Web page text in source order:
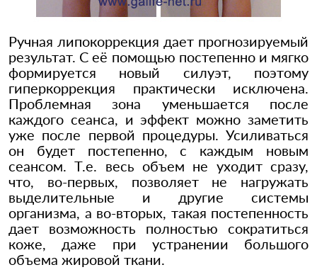
Ручная липокоррекция дает прогнозируемый
результат. С её помощью постепенно и мягко
формируется новый силуэт, поэтому
гиперкоррекция практически исключена.
Проблемная зона уменьшается после
каждого сеанса, и эффект можно заметить
уже после первой процедуры. Усиливаться
он будет постепенно, с каждым новым
сеансом. Т.е. весь объем не уходит сразу,
что, во-первых, позволяет не нагружать
выделительные и другие системы
организма, а во-вторых, такая постепенность
дает возможность полностью сократиться
коже, даже при устранении большого
объема жировой ткани.